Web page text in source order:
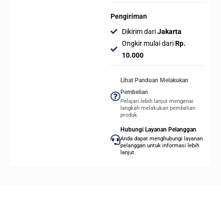
-
RED
quantity
Pengiriman
Dikirim dariJakarta
Ongkir mulai dariRp.
10.000
Lihat Panduan Melakukan
Pembelian
Pelajari lebih lanjut mengenai
langkah melakukan pembelian
produk.
Hubungi Layanan Pelanggan
Anda dapat menghubungi layanan
pelanggan untuk informasi lebih
lanjut.